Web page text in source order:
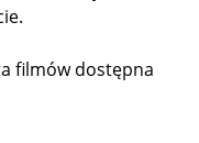
filmów dostępna